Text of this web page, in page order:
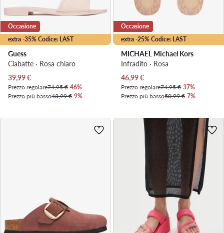
extra -35% Codice: LAST
Occasione
Guess
Ciabatte · Rosa chiaro
Prezzo attuale
39,99€
Prezzo regolare74,95 €-46%
Prezzo più basso43,99 €-9%
extra -25% Codice: LAST
Occasione
MICHAEL Michael Kors
Infradito · Rosa
Prezzo attuale
46,99€
Prezzo regolare74,95 €-37%
Prezzo più basso50,99 €-7%